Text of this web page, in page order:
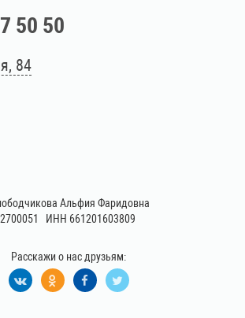
50 50
84
Альфия Фаридовна
ИНН 661201603809
Расскажи о нас друзьям: